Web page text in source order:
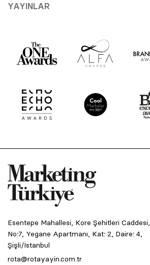
YAYINLAR
Esentepe Mahallesi, Kore Şehitleri Caddesi,
No:7, Yegane Apartmanı, Kat: 2, Daire: 4,
Şişli/İstanbul
rota@rotayayin.com.tr